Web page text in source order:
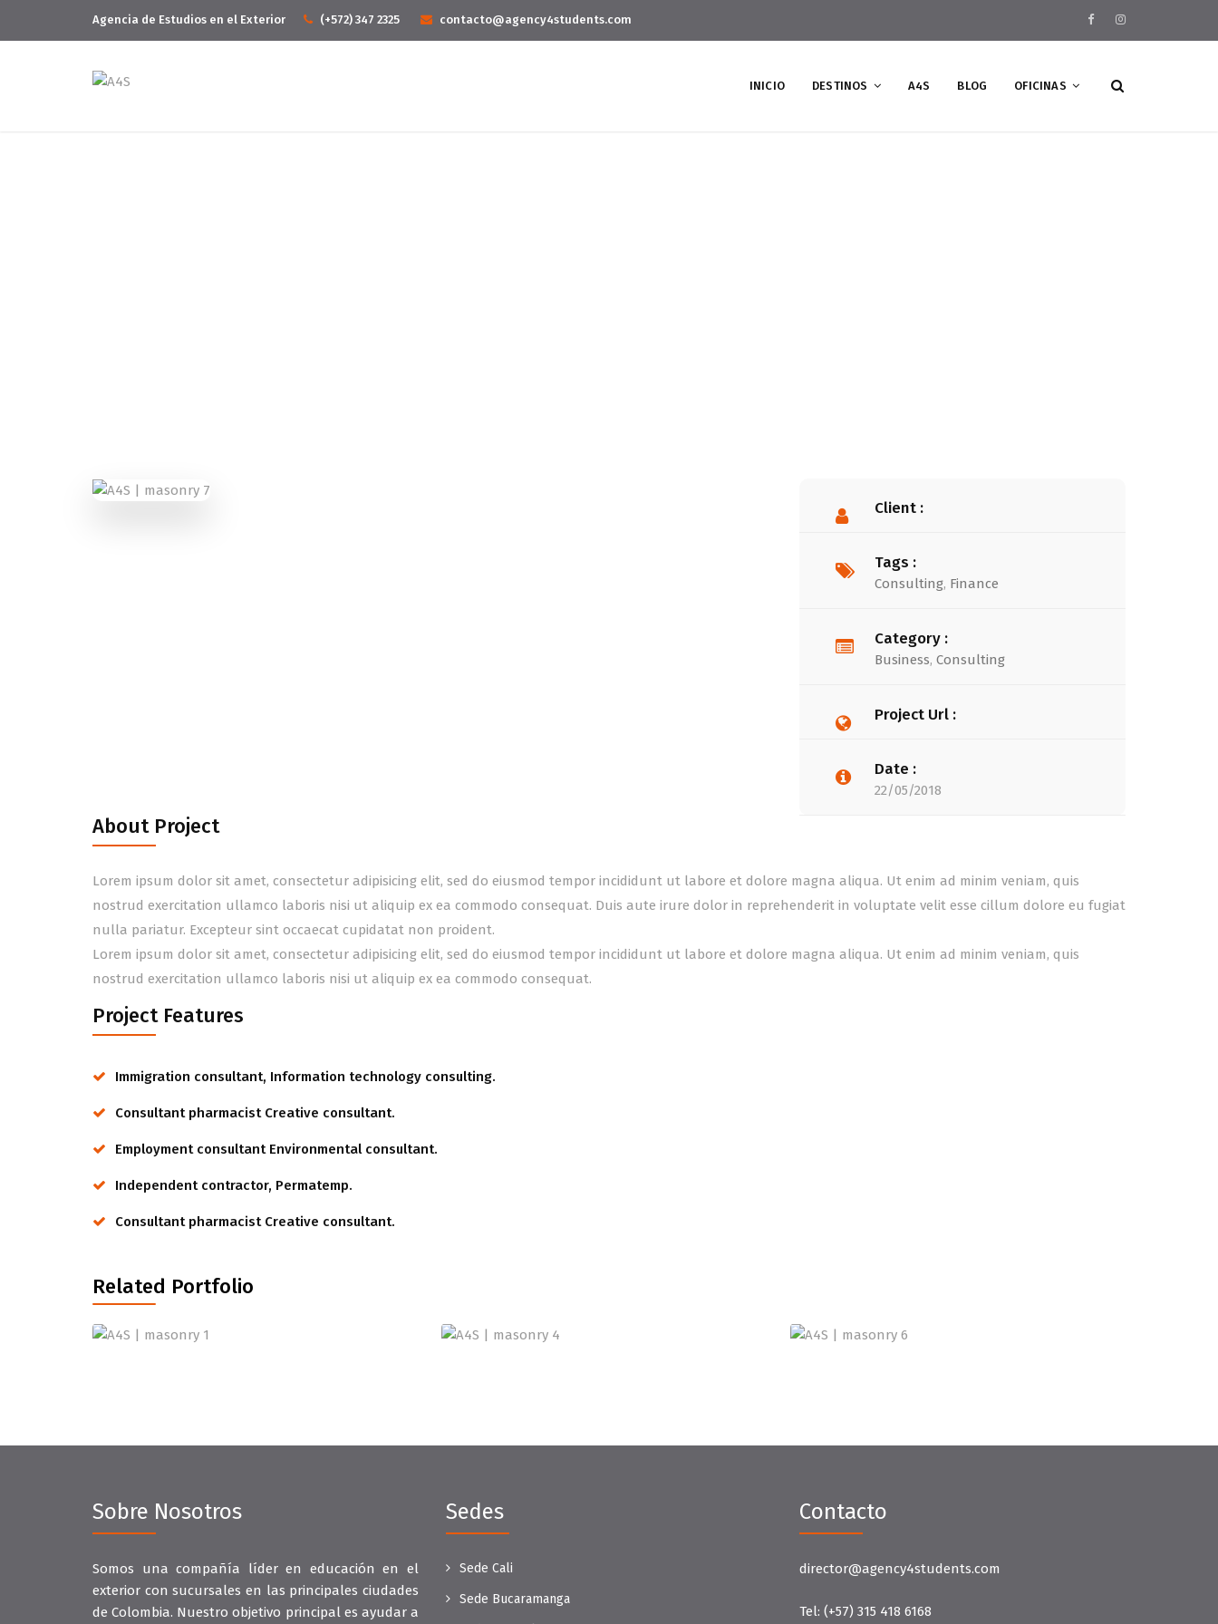
Agencia de Estudios en el Exterior (+572) 347 2325 contacto@agency4students.com
INICIO DESTINOS A4S BLOG OFICINAS
Client :
Tags :
Consulting, Finance
Category :
Business, Consulting
Project Url :
Date :
22/05/2018
About Project
Lorem ipsum dolor sit amet, consectetur adipisicing elit, sed do eiusmod tempor incididunt ut labore et dolore magna aliqua. Ut enim ad minim veniam, quis
nostrud exercitation ullamco laboris nisi ut aliquip ex ea commodo consequat. Duis aute irure dolor in reprehenderit in voluptate velit esse cillum dolore eu fugiat
nulla pariatur. Excepteur sint occaecat cupidatat non proident.
Lorem ipsum dolor sit amet, consectetur adipisicing elit, sed do eiusmod tempor incididunt ut labore et dolore magna aliqua. Ut enim ad minim veniam, quis
nostrud exercitation ullamco laboris nisi ut aliquip ex ea commodo consequat.
Project Features
Immigration consultant, Information technology consulting.
Consultant pharmacist Creative consultant.
Employment consultant Environmental consultant.
Independent contractor, Permatemp.
Consultant pharmacist Creative consultant.
Related Portfolio
Sobre Nosotros
Somos una compañía líder en educación en el
exterior con sucursales en las principales ciudades
de Colombia. Nuestro objetivo principal es ayudar a
Sedes
Sede Cali
Sede Bucaramanga
Contacto
director@agency4students.com
Tel: (+57) 315 418 6168